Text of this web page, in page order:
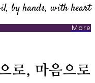
by hands, with heart
More
로, 마음으로